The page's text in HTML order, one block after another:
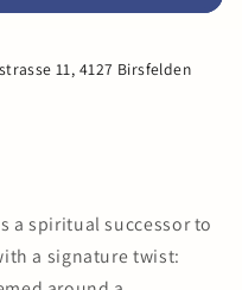
11, 4127 Birsfelden
a spiritual successor to
a signature twist: